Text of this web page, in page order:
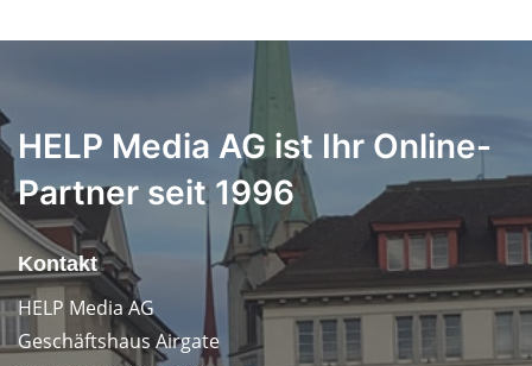
HELP Media AG ist Ihr Online-
Partner seit 1996
Kontakt
HELP Media AG
Geschäftshaus Airgate